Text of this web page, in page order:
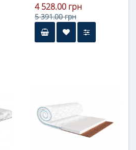
4 528.00 грн
5 391.00 грн